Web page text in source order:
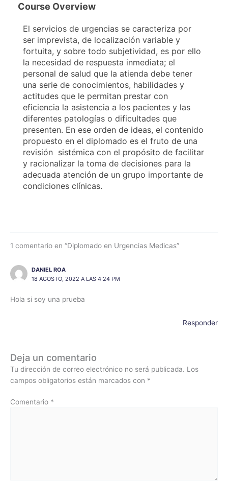
Course Overview
El servicios de urgencias se caracteriza por
ser imprevista, de localización variable y
fortuita, y sobre todo subjetividad, es por ello
la necesidad de respuesta inmediata; el
personal de salud que la atienda debe tener
una serie de conocimientos, habilidades y
actitudes que le permitan prestar con
eficiencia la asistencia a los pacientes y las
diferentes patologías o dificultades que
presenten. En ese orden de ideas, el contenido
propuesto en el diplomado es el fruto de una
revisión sistémica con el propósito de facilitar
y racionalizar la toma de decisiones para la
adecuada atención de un grupo importante de
condiciones clínicas.
1 comentario en “Diplomado en Urgencias Medicas”
DANIEL ROA
18 AGOSTO, 2022 A LAS 4:24 PM
Hola si soy una prueba
Responder
Deja un comentario
Tu dirección de correo electrónico no será publicada. Los
campos obligatorios están marcados con *
Comentario *